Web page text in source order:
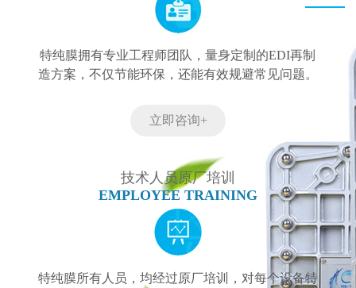
特纯膜拥有专业工程师团队，量身定制的EDI再制
造方案，不仅节能环保，还能有效规避常见问题。
立即咨询+
技术人员原厂培训
EMPLOYEE TRAINING
特纯膜所有人员，均经过原厂培训，对每个设备特